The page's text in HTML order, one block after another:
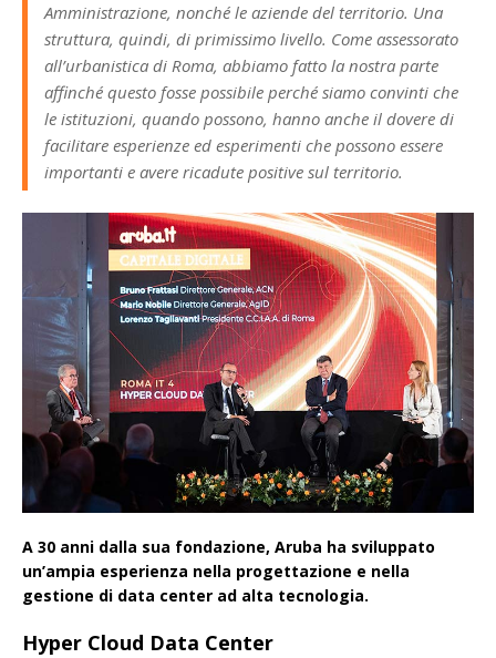
Amministrazione, nonché le aziende del territorio. Una
struttura, quindi, di primissimo livello. Come assessorato
all’urbanistica di Roma, abbiamo fatto la nostra parte
affinché questo fosse possibile perché siamo convinti che
le istituzioni, quando possono, hanno anche il dovere di
facilitare esperienze ed esperimenti che possono essere
importanti e avere ricadute positive sul territorio.
A 30 anni dalla sua fondazione, Aruba ha sviluppato
un’ampia esperienza nella progettazione e nella
gestione di data center ad alta tecnologia.
Hyper Cloud Data Center